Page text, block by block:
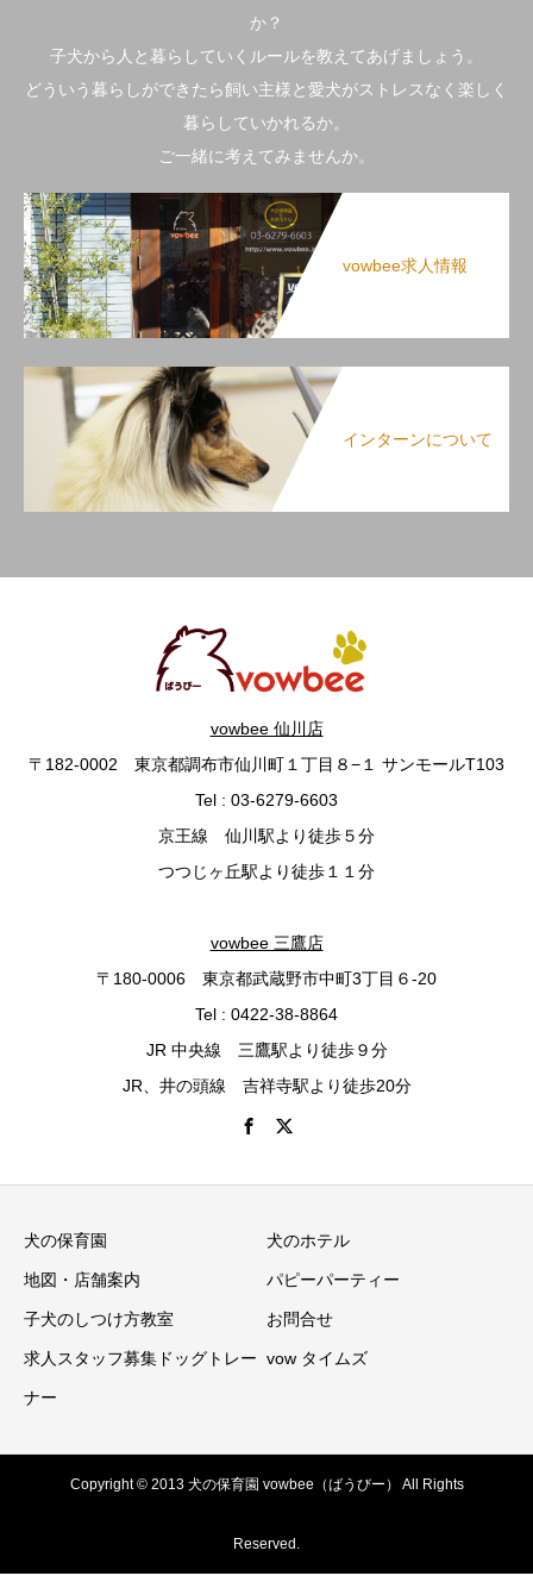
か？
子犬から人と暮らしていくルールを教えてあげましょう。
どういう暮らしができたら飼い主様と愛犬がストレスなく楽しく
暮らしていかれるか。
ご一緒に考えてみませんか。
vowbee求人情報
インターンについて
vowbee 仙川店
〒182-0002 東京都調布市仙川町１丁目８−１ サンモールT103
Tel : 03-6279-6603
京王線 仙川駅より徒歩５分
つつじヶ丘駅より徒歩１１分
vowbee 三鷹店
〒180-0006 東京都武蔵野市中町3丁目６-20
Tel : 0422-38-8864
JR 中央線 三鷹駅より徒歩９分
JR、井の頭線 吉祥寺駅より徒歩20分
犬の保育園 犬のホテル
地図・店舗案内 パピーパーティー
子犬のしつけ方教室 お問合せ
求人スタッフ募集ドッグトレー
ナー
vow タイムズ
Copyright © 2013 犬の保育園 vowbee（ばうびー） All Rights
Reserved.